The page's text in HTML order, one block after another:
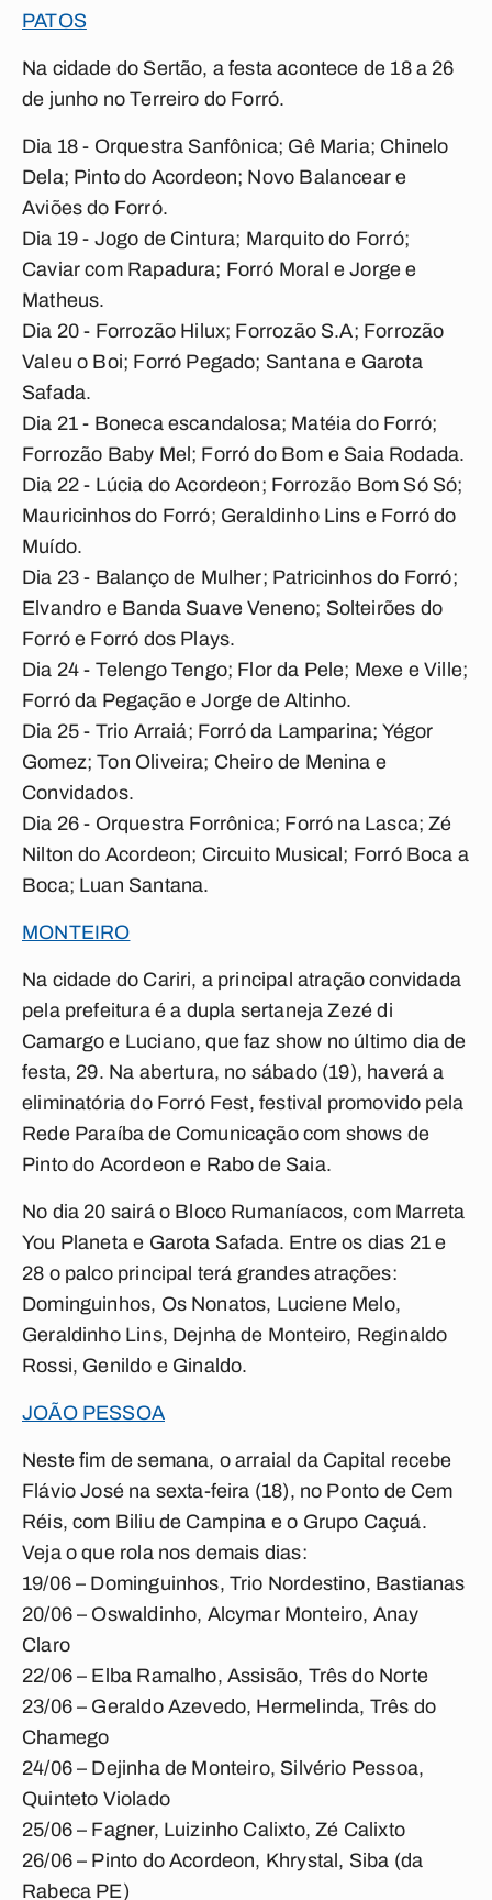
PATOS
Na cidade do Sertão, a festa acontece de 18 a 26
de junho no Terreiro do Forró.
Dia 18 - Orquestra Sanfônica; Gê Maria; Chinelo
Dela; Pinto do Acordeon; Novo Balancear e
Aviões do Forró.
Dia 19 - Jogo de Cintura; Marquito do Forró;
Caviar com Rapadura; Forró Moral e Jorge e
Matheus.
Dia 20 - Forrozão Hilux; Forrozão S.A; Forrozão
Valeu o Boi; Forró Pegado; Santana e Garota
Safada.
Dia 21 - Boneca escandalosa; Matéia do Forró;
Forrozão Baby Mel; Forró do Bom e Saia Rodada.
Dia 22 - Lúcia do Acordeon; Forrozão Bom Só Só;
Mauricinhos do Forró; Geraldinho Lins e Forró do
Muído.
Dia 23 - Balanço de Mulher; Patricinhos do Forró;
Elvandro e Banda Suave Veneno; Solteirões do
Forró e Forró dos Plays.
Dia 24 - Telengo Tengo; Flor da Pele; Mexe e Ville;
Forró da Pegação e Jorge de Altinho.
Dia 25 - Trio Arraiá; Forró da Lamparina; Yégor
Gomez; Ton Oliveira; Cheiro de Menina e
Convidados.
Dia 26 - Orquestra Forrônica; Forró na Lasca; Zé
Nilton do Acordeon; Circuito Musical; Forró Boca a
Boca; Luan Santana.
MONTEIRO
Na cidade do Cariri, a principal atração convidada
pela prefeitura é a dupla sertaneja Zezé di
Camargo e Luciano, que faz show no último dia de
festa, 29. Na abertura, no sábado (19), haverá a
eliminatória do Forró Fest, festival promovido pela
Rede Paraíba de Comunicação com shows de
Pinto do Acordeon e Rabo de Saia.
No dia 20 sairá o Bloco Rumaníacos, com Marreta
You Planeta e Garota Safada. Entre os dias 21 e
28 o palco principal terá grandes atrações:
Dominguinhos, Os Nonatos, Luciene Melo,
Geraldinho Lins, Dejnha de Monteiro, Reginaldo
Rossi, Genildo e Ginaldo.
JOÃO PESSOA
Neste fim de semana, o arraial da Capital recebe
Flávio José na sexta-feira (18), no Ponto de Cem
Réis, com Biliu de Campina e o Grupo Caçuá.
Veja o que rola nos demais dias:
19/06 – Dominguinhos, Trio Nordestino, Bastianas
20/06 – Oswaldinho, Alcymar Monteiro, Anay
Claro
22/06 – Elba Ramalho, Assisão, Três do Norte
23/06 – Geraldo Azevedo, Hermelinda, Três do
Chamego
24/06 – Dejinha de Monteiro, Silvério Pessoa,
Quinteto Violado
25/06 – Fagner, Luizinho Calixto, Zé Calixto
26/06 – Pinto do Acordeon, Khrystal, Siba (da
Rabeca PE)